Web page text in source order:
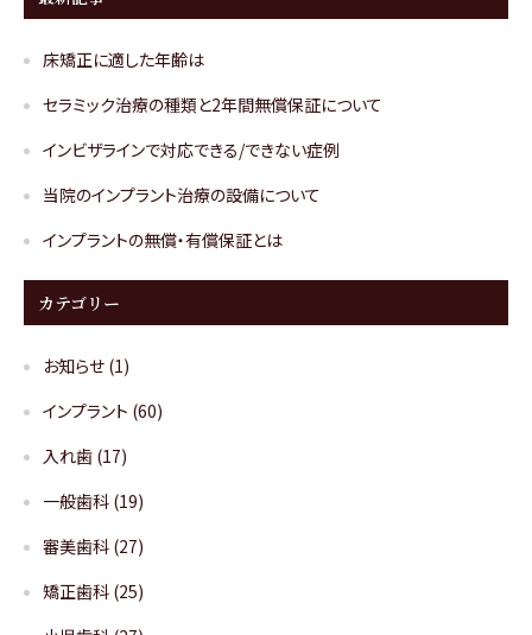
床矯正に適した年齢は
セラミック治療の種類と2年間無償保証について
インビザラインで対応できる/できない症例
当院のインプラント治療の設備について
インプラントの無償・有償保証とは
カテゴリー
お知らせ (1)
インプラント (60)
入れ歯 (17)
一般歯科 (19)
審美歯科 (27)
矯正歯科 (25)